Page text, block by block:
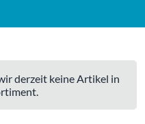
derzeit keine Artikel in